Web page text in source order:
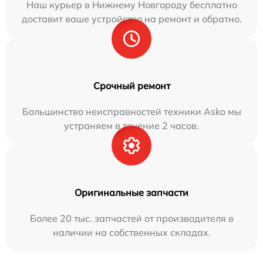
Наш курьер в Нижнему Новгороду бесплатно
доставит ваше устройство на ремонт и обратно.
Срочный ремонт
Большинство неисправностей техники Asko мы
устраняем в течение 2 часов.
Оригинальные запчасти
Более 20 тыс. запчастей от производителя в
наличии на собственных складах.